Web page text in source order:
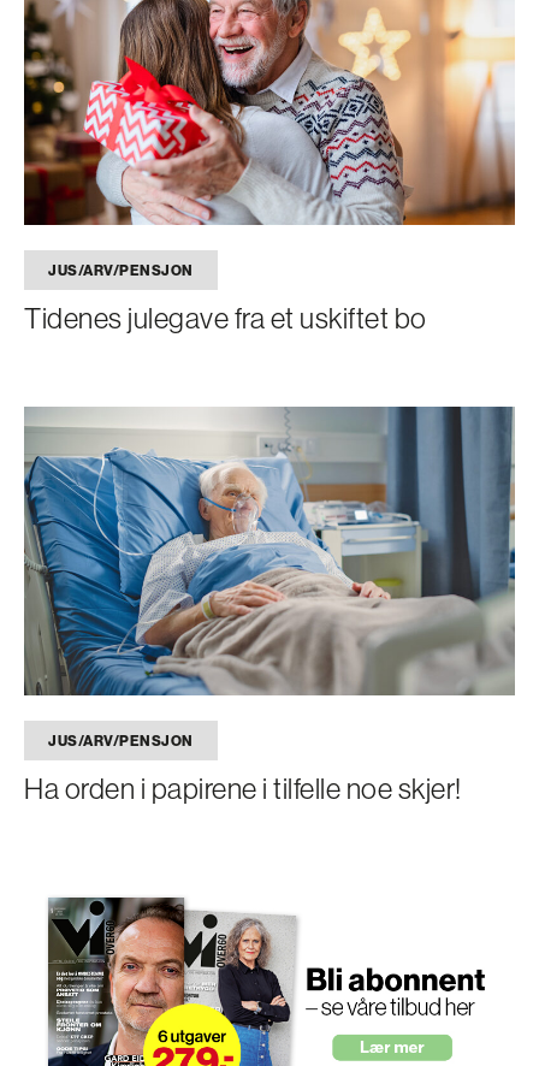
JUS/ARV/PENSJON
Tidenes julegave fra et uskiftet bo
JUS/ARV/PENSJON
Ha orden i papirene i tilfelle noe skjer!